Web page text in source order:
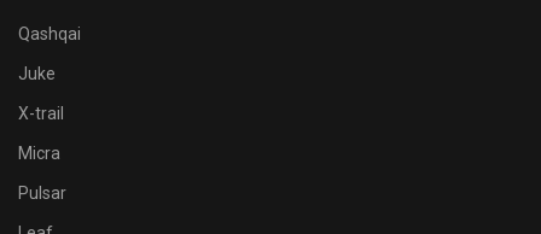
Qashqai
Juke
X-trail
Micra
Pulsar